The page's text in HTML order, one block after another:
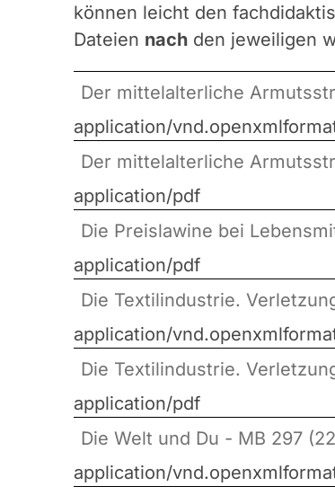
können leicht den
Dateien nach den jeweiligen
Der mittelalterliche
application/
Der mittelalterliche
application/pdf
Die Preislawine bei
application/pdf
Die Textilindustrie.
application/
Die Textilindustrie.
application/pdf
Die Welt und Du - MB 297
application/